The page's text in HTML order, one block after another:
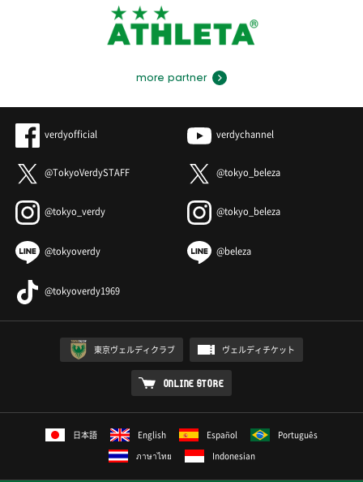
more partner
verdyofficial verdychannel
@TokyoVerdySTAFF @tokyo_beleza
@tokyo_verdy @tokyo_beleza
@tokyoverdy @beleza
@tokyoverdy1969
東京ヴェルディクラブ ヴェルディチケット
ONLINE STORE
日本語 English Español
Português
ภาษาไทย
Indonesian